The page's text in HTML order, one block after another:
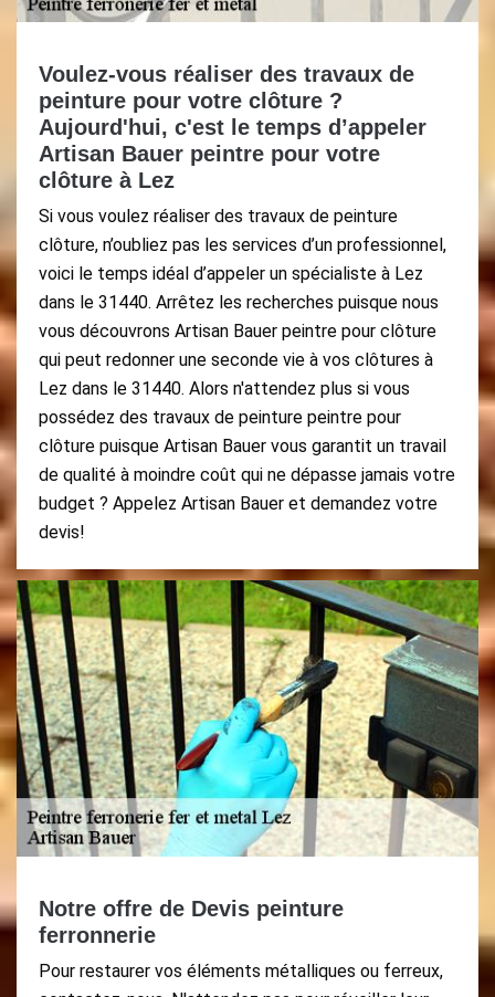
Voulez-vous réaliser des travaux de
peinture pour votre clôture ?
Aujourd'hui, c'est le temps d’appeler
Artisan Bauer peintre pour votre
clôture à Lez
Si vous voulez réaliser des travaux de peinture
clôture, n’oubliez pas les services d’un professionnel,
voici le temps idéal d’appeler un spécialiste à Lez
dans le 31440. Arrêtez les recherches puisque nous
vous découvrons Artisan Bauer peintre pour clôture
qui peut redonner une seconde vie à vos clôtures à
Lez dans le 31440. Alors n'attendez plus si vous
possédez des travaux de peinture peintre pour
clôture puisque Artisan Bauer vous garantit un travail
de qualité à moindre coût qui ne dépasse jamais votre
budget ? Appelez Artisan Bauer et demandez votre
devis!
Notre offre de Devis peinture
ferronnerie
Pour restaurer vos éléments métalliques ou ferreux,